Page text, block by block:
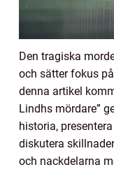
Den tragiska
och sätter fokus
denna artikel
Lindhs mördare”
historia,
diskutera
och nackdelarna